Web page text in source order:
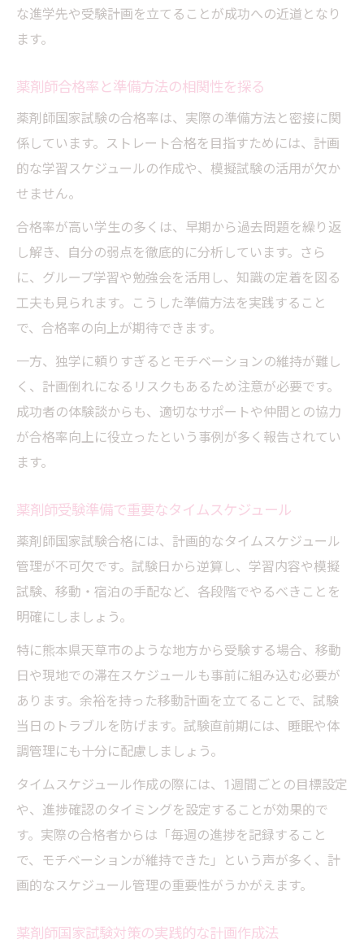
な進学先や受験計画を立てることが成功への近道となり
ます。
薬剤師合格率と準備方法の相関性を探る
薬剤師国家試験の合格率は、実際の準備方法と密接に関
係しています。ストレート合格を目指すためには、計画
的な学習スケジュールの作成や、模擬試験の活用が欠か
せません。
合格率が高い学生の多くは、早期から過去問題を繰り返
し解き、自分の弱点を徹底的に分析しています。さら
に、グループ学習や勉強会を活用し、知識の定着を図る
工夫も見られます。こうした準備方法を実践すること
で、合格率の向上が期待できます。
一方、独学に頼りすぎるとモチベーションの維持が難し
く、計画倒れになるリスクもあるため注意が必要です。
成功者の体験談からも、適切なサポートや仲間との協力
が合格率向上に役立ったという事例が多く報告されてい
ます。
薬剤師受験準備で重要なタイムスケジュール
薬剤師国家試験合格には、計画的なタイムスケジュール
管理が不可欠です。試験日から逆算し、学習内容や模擬
試験、移動・宿泊の手配など、各段階でやるべきことを
明確にしましょう。
特に熊本県天草市のような地方から受験する場合、移動
日や現地での滞在スケジュールも事前に組み込む必要が
あります。余裕を持った移動計画を立てることで、試験
当日のトラブルを防げます。試験直前期には、睡眠や体
調管理にも十分に配慮しましょう。
タイムスケジュール作成の際には、1週間ごとの目標設定
や、進捗確認のタイミングを設定することが効果的で
す。実際の合格者からは「毎週の進捗を記録すること
で、モチベーションが維持できた」という声が多く、計
画的なスケジュール管理の重要性がうかがえます。
薬剤師国家試験対策の実践的な計画作成法